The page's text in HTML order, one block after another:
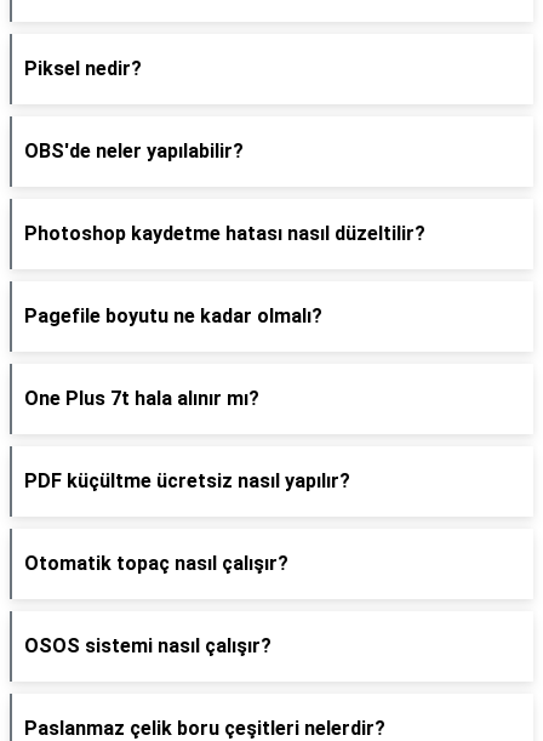
Piksel nedir?
OBS'de neler yapılabilir?
Photoshop kaydetme hatası nasıl düzeltilir?
Pagefile boyutu ne kadar olmalı?
One Plus 7t hala alınır mı?
PDF küçültme ücretsiz nasıl yapılır?
Otomatik topaç nasıl çalışır?
OSOS sistemi nasıl çalışır?
Paslanmaz çelik boru çeşitleri nelerdir?